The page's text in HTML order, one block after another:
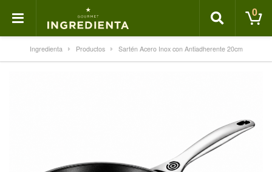
0
Ingredienta Productos Sartén Acero Inox con Antiadherente 20cm